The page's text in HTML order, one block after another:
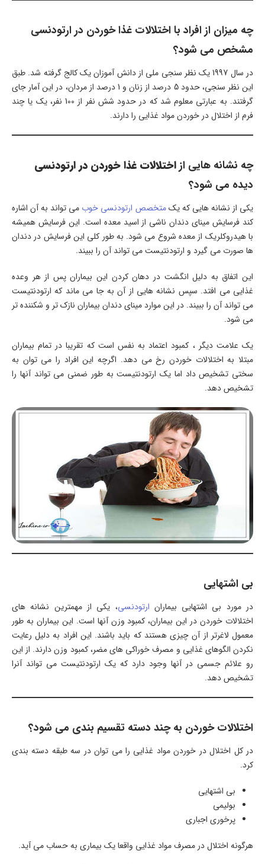
چه میزان از افراد با اختلالات غذا خوردن در ارتودنسی
مشخص می شود؟
در سال 1997 یک نظر سنجی ملی از دانش آموزان یک کالج گرفته شد. طبق
این نظر سنجی، حدود 5 درصد از زنان و 1 درصد از مردان، در این آمار جای
گرفتند. به عبارتی معلوم شد که در حدود شش نفر از 100 نفر، یک یا چند
فرم از اختلال در خوردن مواد غذایی را دارند.
چه نشانه هایی ازاختلالات غذا خوردن در ارتودنسی
دیده می شود؟
یکی از نشانه هایی که یکمتخصص ارتودنسی خوب می تواند به آن اشاره
کند فرسایش مینای دندان ناشی از اسید معده است. این فرسایش همیشه
با هیدروکلریک از معده شروع می شود. به طور کلی این فرسایش در دندان
ها صورت می گیرد و ارتودنتیست می تواند آن را ببیند.
این اتفاق به دلیل انگشت در دهان کردن این بیماران پس از هر وعده
غذایی می افتد. سپس نشانه هایی از آن به جا می ماند که ارتودنتیست
می تواند آن را ببیند. در این موارد مینای دندان بیماران نازک تر و شکننده تر
می شود.
یک علامت دیگر ، کمبود اعتماد به نفس است که تقریبا در تمام بیماران
مبتلا به اختلالات خوردن رخ می دهد. اگرچه این افراد را می توان به
سختی تشخیص داد اما یک ارتودنتیست به طور ضمنی می تواند آنها را
تشخیص دهد.
بی اشتهایی
در مورد بی اشتهایی بیماران ارتودنسی، یکی از مهمترین نشانه های
اختلالات خوردن در این بیماران، کمبود وزن آنها است. این بیماران به طور
معمول لاغرتر از آن چیزی هستند که باید باشند. این افراد به دلیل رعایت
نکردن الگوهای غذایی و مصرف خوراکی های مضر، کمبود وزن دارند. از این
رو علائم جسمی در آنها وجود دارد که یک ارتودنتیست می تواند آنرا
تشخیص دهد.
اختلالات خوردن به چند دسته تقسیم بندی می شود؟
در کل اختلال در خوردن مواد غذایی را می توان در سه طبقه دسته بندی
کرد.
بی اشتهایی
بولیمی
پرخوری اجباری
هرگونه اختلال در مصرف مواد غذایی واقعا یک بیماری به حساب می آید.